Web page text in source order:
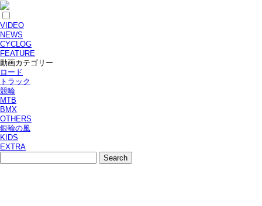
VIDEO
NEWS
CYCLOG
FEATURE
動画カテゴリー
ロード
トラック
競輪
MTB
BMX
OTHERS
銀輪の風
KIDS
EXTRA